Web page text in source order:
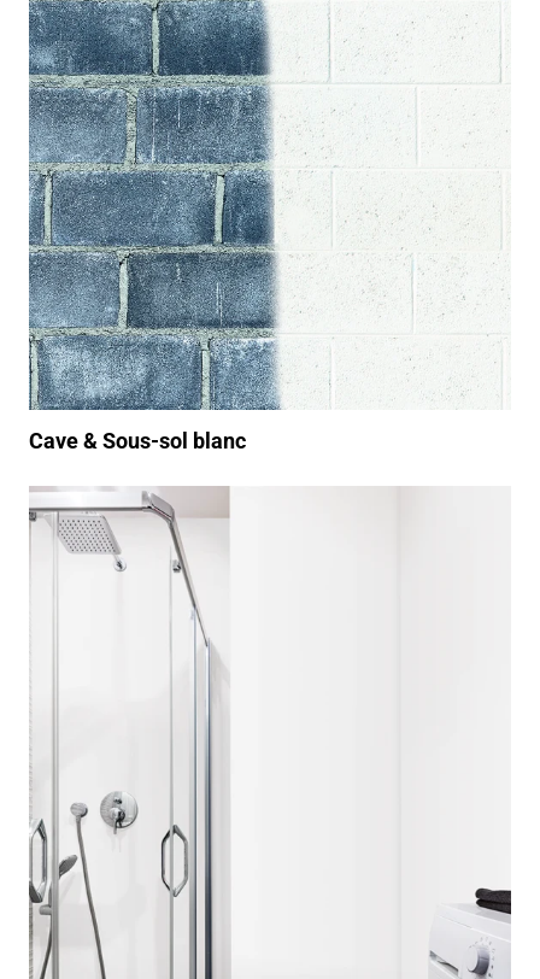
Cave & Sous-sol blanc
https://www.youtube.com/watch?v=BeFwX8I5xaU